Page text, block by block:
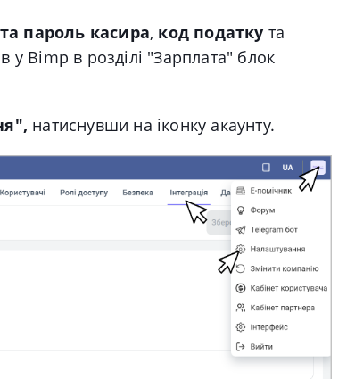
пароль касира, код податку та
у Bimp в розділі "Зарплата" блок
натиснувши на іконку акаунту.